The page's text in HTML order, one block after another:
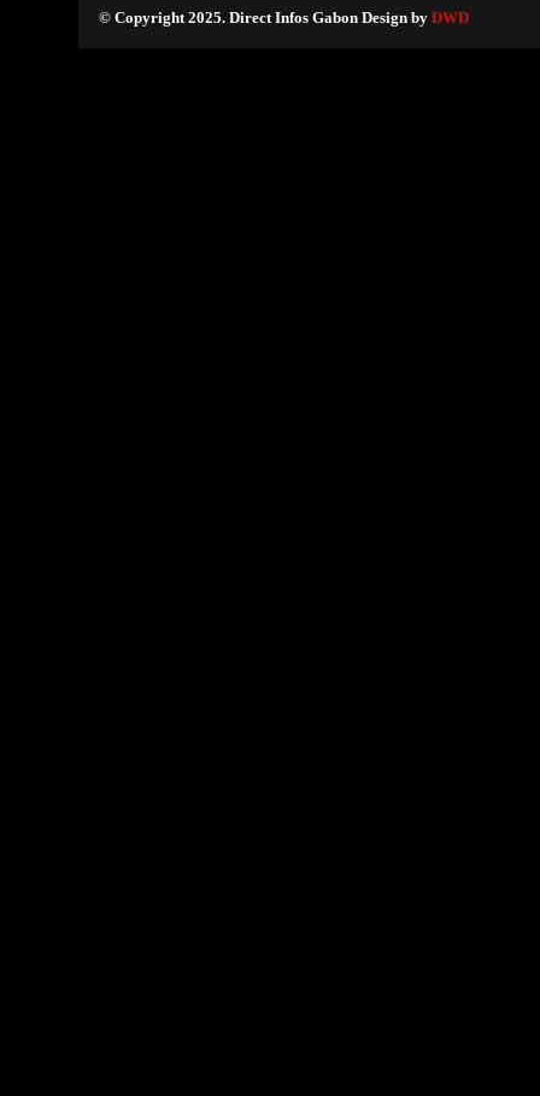
© Copyright 2025. Direct Infos Gabon Design by DWD